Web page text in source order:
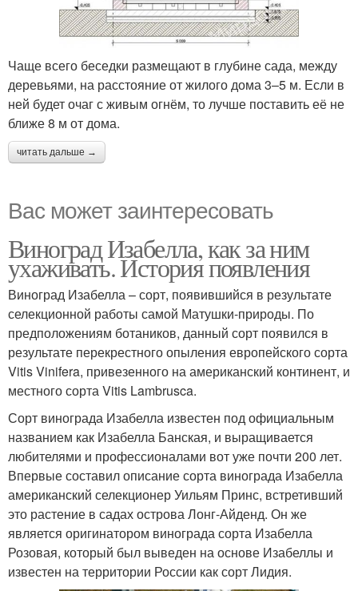
Чаще всего беседки размещают в глубине сада, между
деревьями, на расстояние от жилого дома 3–5 м. Если в
ней будет очаг с живым огнём, то лучше поставить её не
ближе 8 м от дома.
читать дальше →
Вас может заинтересовать
Виноград Изабелла, как за ним
ухаживать. История появления
Виноград Изабелла – сорт, появившийся в результате
селекционной работы самой Матушки-природы. По
предположениям ботаников, данный сорт появился в
результате перекрестного опыления европейского сорта
Vitis Vinifera, привезенного на американский континент, и
местного сорта Vitis Lambrusca.
Сорт винограда Изабелла известен под официальным
названием как Изабелла Банская, и выращивается
любителями и профессионалами вот уже почти 200 лет.
Впервые составил описание сорта винограда Изабелла
американский селекционер Уильям Принс, встретивший
это растение в садах острова Лонг-Айденд. Он же
является оригинатором винограда сорта Изабелла
Розовая, который был выведен на основе Изабеллы и
известен на территории России как сорт Лидия.